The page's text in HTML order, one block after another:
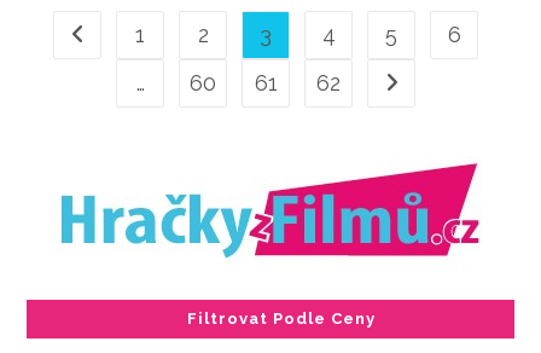
1 2 3 4 5
6
…
60 61 62
Filtrovat Podle Ceny